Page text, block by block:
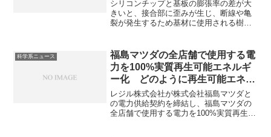
シリコンチップと基板の膨張率の差が大
きいと、接合部に歪みが生じ、断線や亀
裂が発生するため基材に使用される樹脂
ができます。
科学系ニュース
福島マツダの全店舗で使用する電
力を100%実質再生可能エネルギ
ー化 どのように再生可能エネル
ギー化を図ったのか？非化石証書
とは何か？
レジル株式会社が株式会社福島マツダと
の電力供給契約を締結し、福島マツダの
全店舗で使用する電力を100%実質再生可